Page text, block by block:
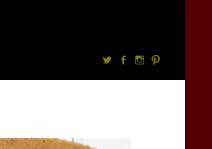
Twitterfacebook
Instagram
Pintrest